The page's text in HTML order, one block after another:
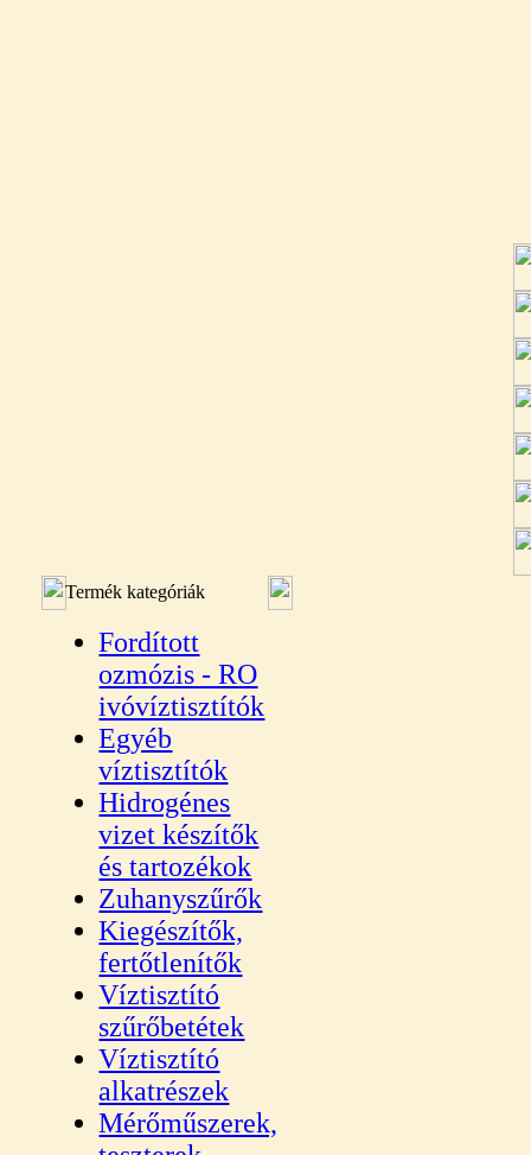
Termék kategóriák
Fordított
ozmózis - RO
ivóvíztisztítók
Egyéb
víztisztítók
Hidrogénes
vizet készítők
és tartozékok
Zuhanyszűrők
Kiegészítők,
fertőtlenítők
Víztisztító
szűrőbetétek
Víztisztító
alkatrészek
Mérőműszerek,